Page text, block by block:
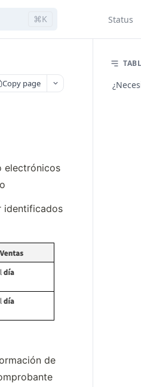
⌘K Status
Copy page
electrónicos
identificados
de